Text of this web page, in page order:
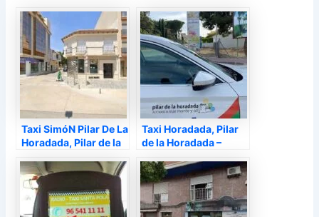
Taxi SimóN Pilar De La
Horadada, Pilar de la
Taxi Horadada, Pilar
de la Horadada –